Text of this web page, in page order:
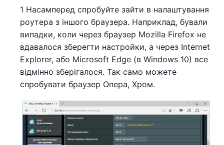
1 Насамперед спробуйте зайти в налаштування
роутера з іншого браузера. Наприклад, бували
випадки, коли через браузер Mozilla Firefox не
вдавалося зберегти настройки, а через Internet
Explorer, або Microsoft Edge (в Windows 10) все
відмінно зберігалося. Так само можете
спробувати браузер Опера, Хром.